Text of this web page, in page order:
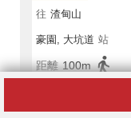
往 渣甸山
豪園, 大坑道 站
距離 100m
11